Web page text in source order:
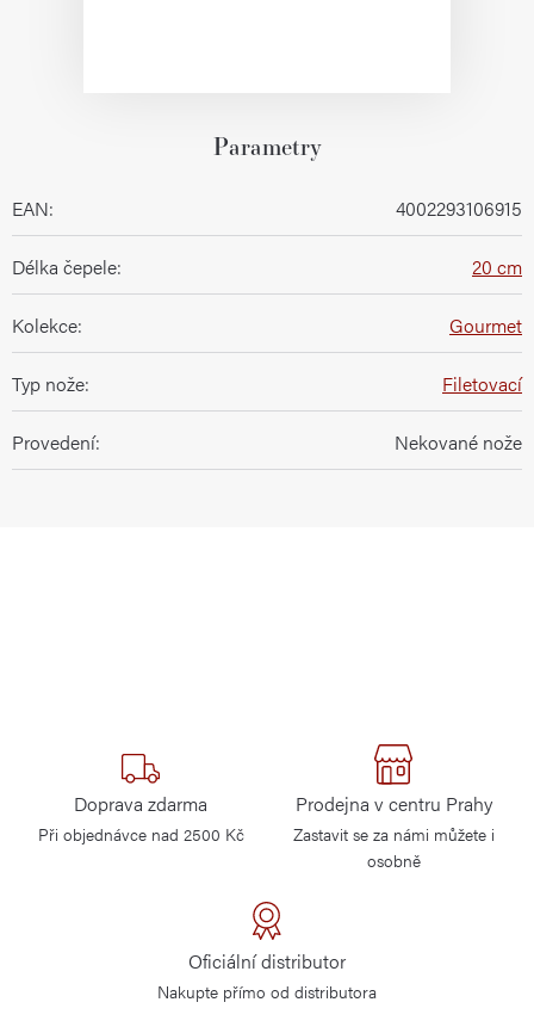
Parametry
EAN: 4002293106915
Délka čepele: 20 cm
Kolekce: Gourmet
Typ nože: Filetovací
Provedení: Nekované nože
Doprava zdarma
Při objednávce nad 2500 Kč
Prodejna v centru Prahy
Zastavit se za námi můžete i
osobně
Oficiální distributor
Nakupte přímo od distributora